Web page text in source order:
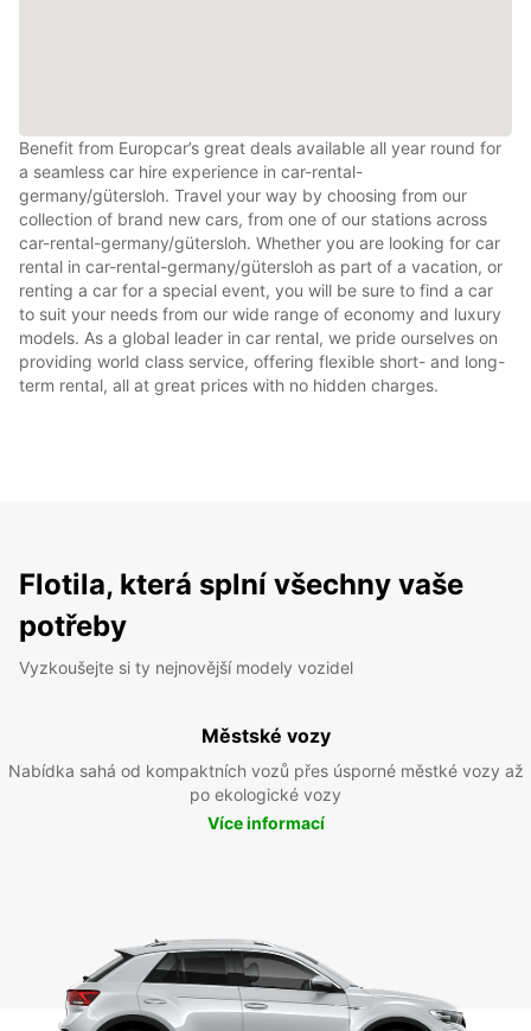
Benefit from Europcar’s great deals available all year round for
a seamless car hire experience in car-rental-
germany/gütersloh. Travel your way by choosing from our
collection of brand new cars, from one of our stations across
car-rental-germany/gütersloh. Whether you are looking for car
rental in car-rental-germany/gütersloh as part of a vacation, or
renting a car for a special event, you will be sure to find a car
to suit your needs from our wide range of economy and luxury
models. As a global leader in car rental, we pride ourselves on
providing world class service, offering flexible short- and long-
term rental, all at great prices with no hidden charges.
Flotila, která splní všechny vaše
potřeby
Vyzkoušejte si ty nejnovější modely vozidel
Městské vozy
Nabídka sahá od kompaktních vozů přes úsporné městké vozy až
po ekologické vozy
Více informací